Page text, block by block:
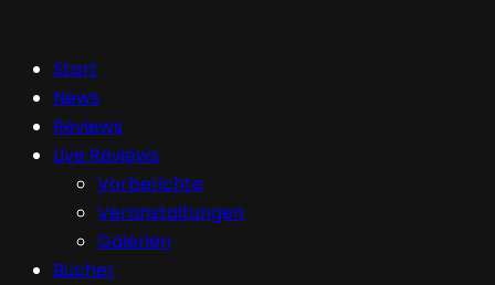
Start
News
Reviews
Live Reviews
Vorberichte
Veranstaltungen
Galerien
Bücher